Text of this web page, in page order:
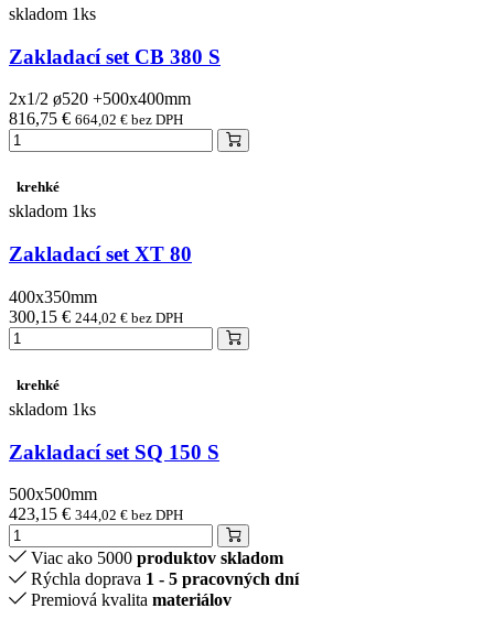
skladom 1ks
Zakladací set CB 380 S
2x1/2 ø520 +500x400mm
816,75 € 664,02 € bez DPH
krehké
skladom 1ks
Zakladací set XT 80
400x350mm
300,15 € 244,02 € bez DPH
krehké
skladom 1ks
Zakladací set SQ 150 S
500x500mm
423,15 € 344,02 € bez DPH
Viac ako 5000 produktov skladom
Rýchla doprava 1 - 5 pracovných dní
Premiová kvalita materiálov